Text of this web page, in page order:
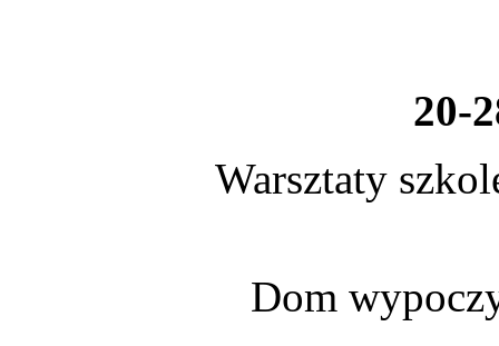
20-
Warsztaty
Dom